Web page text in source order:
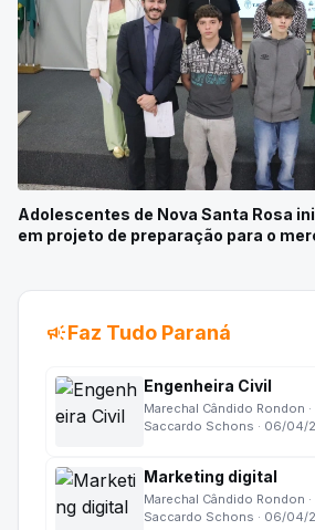
Adolescentes de Nova Santa Rosa
em projeto de preparação para o
campaignFaz Tudo Paraná
Engenheira Civil
Marechal Cândido Rondon
Saccardo Schons · 06/04/
Marketing digital
Marechal Cândido Rondon
Saccardo Schons · 06/04/